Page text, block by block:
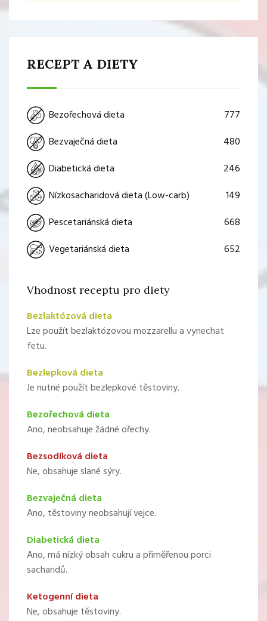
RECEPT A DIETY
Bezořechová dieta
777
Bezvaječná dieta
480
Diabetická dieta
246
Nízkosacharidová dieta (Low-carb)
149
Pescetariánská dieta
668
Vegetariánská dieta
652
Vhodnost receptu pro diety
Bezlaktózová dieta
Lze použít bezlaktózovou mozzarellu a vynechat
fetu.
Bezlepková dieta
Je nutné použít bezlepkové těstoviny.
Bezořechová dieta
Ano, neobsahuje žádné ořechy.
Bezsodíková dieta
Ne, obsahuje slané sýry.
Bezvaječná dieta
Ano, těstoviny neobsahují vejce.
Diabetická dieta
Ano, má nízký obsah cukru a přiměřenou porci
sacharidů.
Ketogenní dieta
Ne, obsahuje těstoviny.